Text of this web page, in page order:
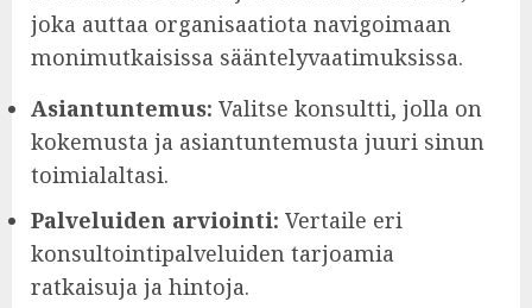
joka auttaa organisaatiota navigoimaan
monimutkaisissa sääntelyvaatimuksissa.
Asiantuntemus: Valitse konsultti, jolla on
kokemusta ja asiantuntemusta juuri sinun
toimialaltasi.
Palveluiden arviointi: Vertaile eri
konsultointipalveluiden tarjoamia
ratkaisuja ja hintoja.